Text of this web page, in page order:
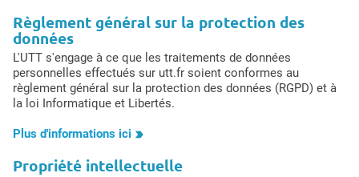
Règlement général sur la protection des
données
L'UTT s'engage à ce que les traitements de données
personnelles effectués sur utt.fr soient conformes au
règlement général sur la protection des données (RGPD) et à
la loi Informatique et Libertés.
Plus d'informations ici
Propriété intellectuelle